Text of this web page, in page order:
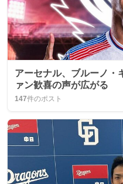
アーセナル、ブルーノ
ァン歓喜の声が広がる
147件のポスト